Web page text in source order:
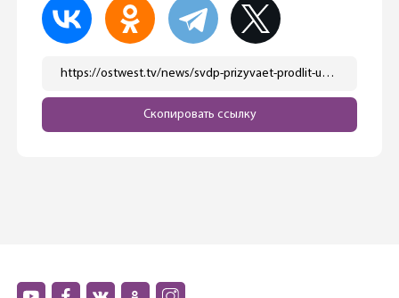
https://ostwest.tv/news/svdp-prizyvaet-prodlit-usilennyj-pogranichnyj-kontrol/
Скопировать ссылку